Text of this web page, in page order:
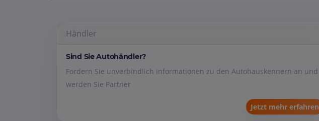
Händler
Sind Sie Autohändler?
Fordern Sie unverbindlich Informationen zu den Autohauskennern an und
werden Sie Partner
Jetzt mehr erfahren